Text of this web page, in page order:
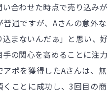
い合わせた時点で売り込み
普通ですが、Aさんの意外
まないんだぁ」と思い、
手の関心を高めることに注
アポを獲得したAさんは、
くことに成功し、3回目の